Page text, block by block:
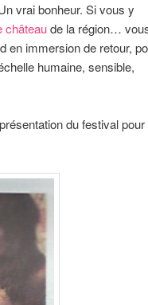
vrai bonheur. Si vous y
châteaude la région…
en immersion de retour,
humaine, sensible,
du festival pour